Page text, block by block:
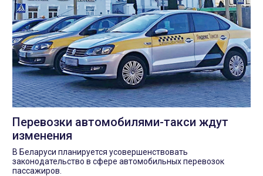
Перевозки автомобилями-такси ждут
изменения
В Беларуси планируется усовершенствовать
законодательство в сфере автомобильных перевозок
пассажиров.